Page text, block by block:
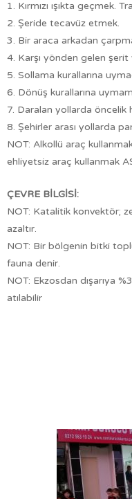
1. Kırmızı ışıkta geçmek.
2. Şeride tecavüz etmek.
3. Bir araca arkadan
4. Karşı yönden gelen
5. Sollama kurallarına
6. Dönüş kurallarına
7. Daralan yollarda öncelik
8. Şehirler arası yollarda
NOT: Alkollü araç
ehliyetsiz araç kullanmak
ÇEVRE BİLGİSİ:
NOT: Katalitik konvektör;
azaltır.
NOT: Bir bölgenin bitki
fauna denir.
NOT: Ekzosdan dışarıya
atılabilir